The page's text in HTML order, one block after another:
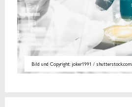
Bild und Copyright: joker1991 / shutterstock.com.